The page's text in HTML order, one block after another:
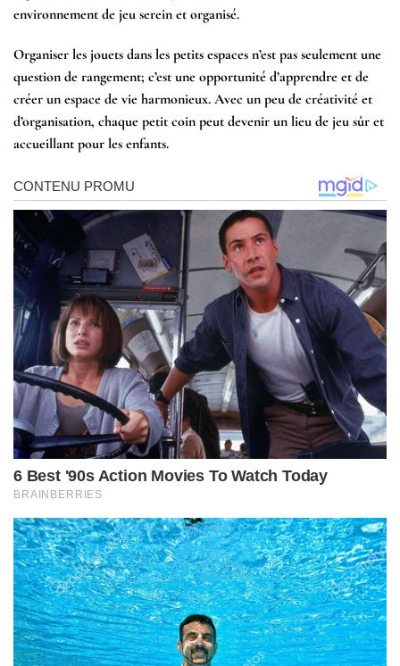
environnement de jeu serein et organisé.
Organiser les jouets dans les petits espaces n’est pas seulement une
question de rangement; c’est une opportunité d’apprendre et de
créer un espace de vie harmonieux. Avec un peu de créativité et
d’organisation, chaque petit coin peut devenir un lieu de jeu sûr et
accueillant pour les enfants.